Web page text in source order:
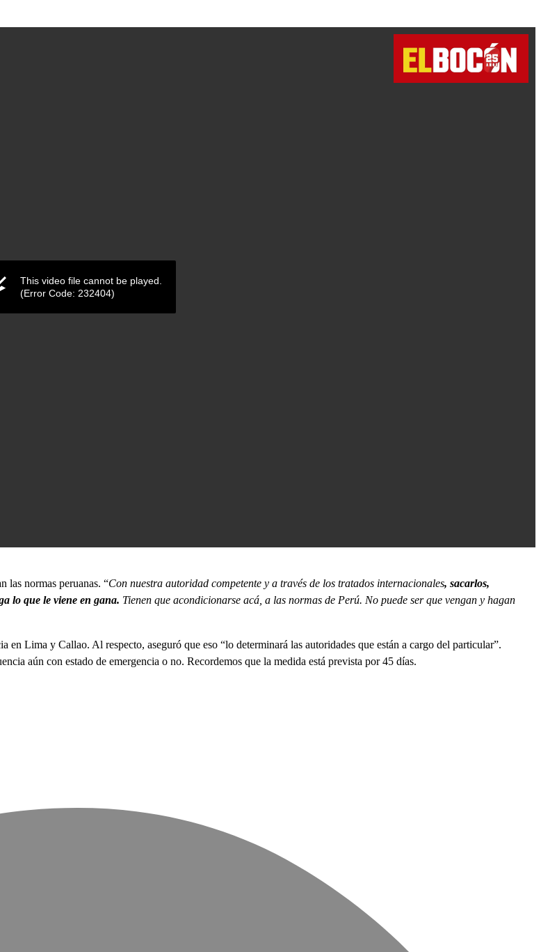
This video file cannot be played.
(Error Code: 232404)
las normas peruanas. “Con nuestra autoridad competente y a través de los tratados internacionales, sacarlos,
lo que le viene en gana. Tienen que acondicionarse acá, a las normas de Perú. No puede ser que vengan y hagan
Lima y Callao. Al respecto, aseguró que eso “lo determinará las autoridades que están a cargo del particular”.
aún con estado de emergencia o no. Recordemos que la medida está prevista por 45 días.